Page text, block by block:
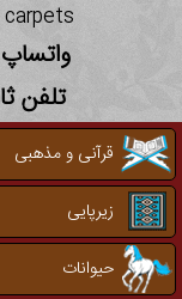
واتساپ و ایتا
تلفن ثابت
قرآنی و مذهبی
زیرپایی
حیوانات